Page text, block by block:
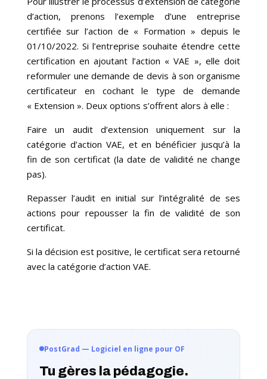
d’action, prenons l’exemple d’une entreprise
certifiée sur l’action de « Formation » depuis le
01/10/2022. Si l’entreprise souhaite étendre cette
certification en ajoutant l’action « VAE », elle doit
reformuler une demande de devis à son organisme
certificateur en cochant le type de demande
« Extension ». Deux options s’offrent alors à elle :
Faire un audit d’extension uniquement sur la
catégorie d’action VAE, et en bénéficier jusqu’à la
fin de son certificat (la date de validité ne change
pas).
Repasser l’audit en initial sur l’intégralité de ses
actions pour repousser la fin de validité de son
certificat.
Si la décision est positive, le certificat sera retourné
avec la catégorie d’action VAE.
PostGrad — Logiciel en ligne pour OF
Tu gères la pédagogie.